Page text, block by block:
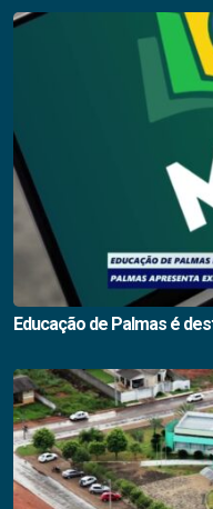
Educação de Palmas é